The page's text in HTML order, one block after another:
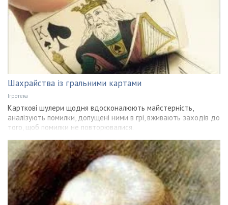
Шахрайства із гральними картами
Ігротека
Карткові шулери щодня вдосконалюють майстерність,
аналізують помилки, допущені ними в грі, вживають заходів до
того, щоб помилки не повторювалися.